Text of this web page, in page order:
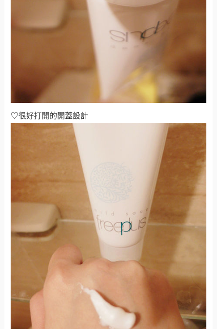
♡很好打開的開蓋設計